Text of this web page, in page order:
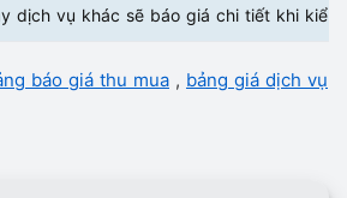
dịch vụ khác sẽ báo giá chi tiết khi
báo giá thu mua , bảng giá dịch vụ